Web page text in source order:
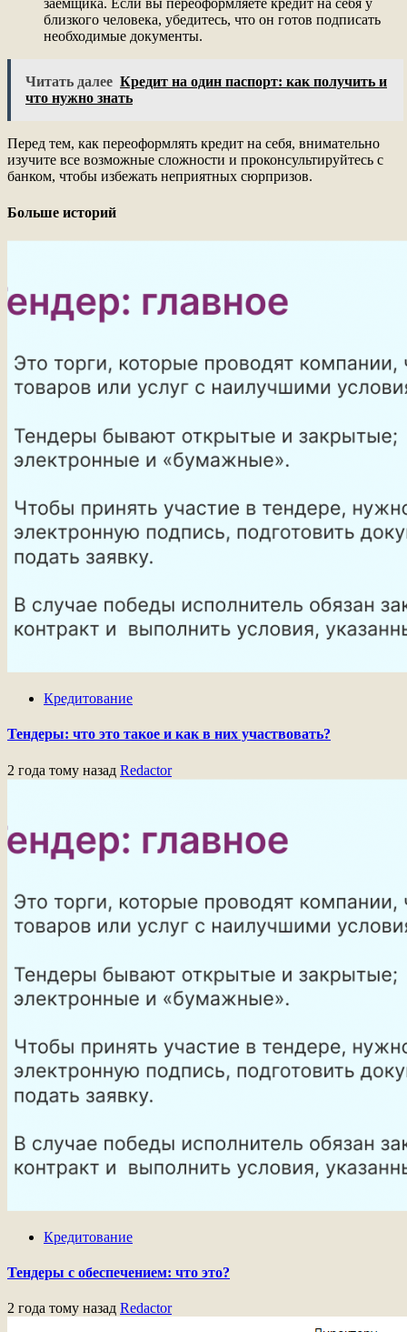
заемщика. Если вы переоформляете кредит на себя у
близкого человека, убедитесь, что он готов подписать
необходимые документы.
Читать далее Кредит на один паспорт: как получить и
что нужно знать
Перед тем, как переоформлять кредит на себя, внимательно
изучите все возможные сложности и проконсультируйтесь с
банком, чтобы избежать неприятных сюрпризов.
Больше историй
Кредитование
Тендеры: что это такое и как в них участвовать?
2 года тому назад Redactor
Кредитование
Тендеры с обеспечением: что это?
2 года тому назад Redactor